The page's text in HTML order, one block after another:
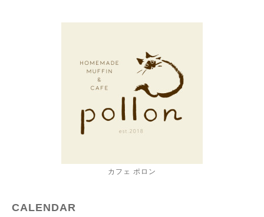
カフェ ポロン
CALENDAR